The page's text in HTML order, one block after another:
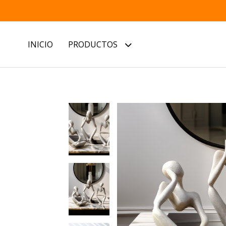
INICIO PRODUCTOS